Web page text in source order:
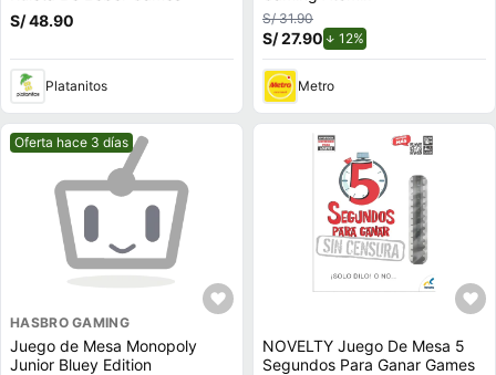
S/ 48.90
Platanitos
S/ 31.90
S/ 27.90 12%
Metro
Mejor precio.
Oferta hace 3 días
HASBRO GAMING
Juego de Mesa Monopoly
Junior Bluey Edition
NOVELTY Juego De Mesa 5
Segundos Para Ganar Games